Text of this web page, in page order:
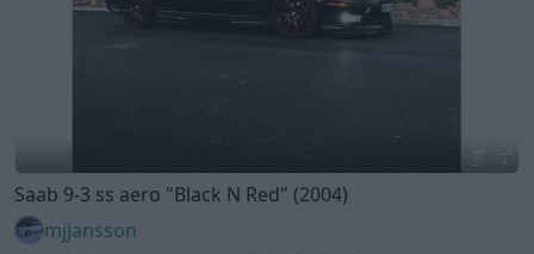
Saab 9-3 ss aero "Black N Red" (2004)
mjjansson